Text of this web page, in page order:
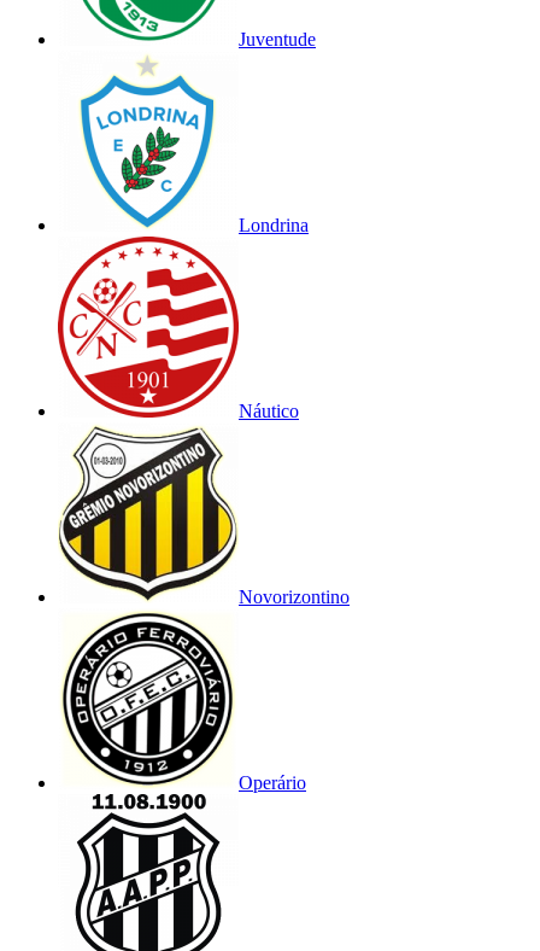
Juventude
Londrina
Náutico
Novorizontino
Operário